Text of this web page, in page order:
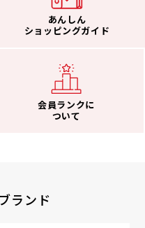
あんしん
ショッピングガイド
会員ランクに
ついて
ランド